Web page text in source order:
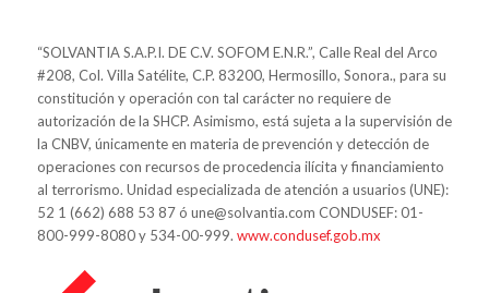
“SOLVANTIA S.A.P.I. DE C.V. SOFOM E.N.R.”, Calle Real del Arco
#208, Col. Villa Satélite, C.P. 83200, Hermosillo, Sonora., para su
constitución y operación con tal carácter no requiere de
autorización de la SHCP. Asimismo, está sujeta a la supervisión de
la CNBV, únicamente en materia de prevención y detección de
operaciones con recursos de procedencia ilícita y financiamiento
al terrorismo. Unidad especializada de atención a usuarios (UNE):
52 1 (662) 688 53 87 ó une@solvantia.com CONDUSEF: 01-
800-999-8080 y 534-00-999. www.condusef.gob.mx